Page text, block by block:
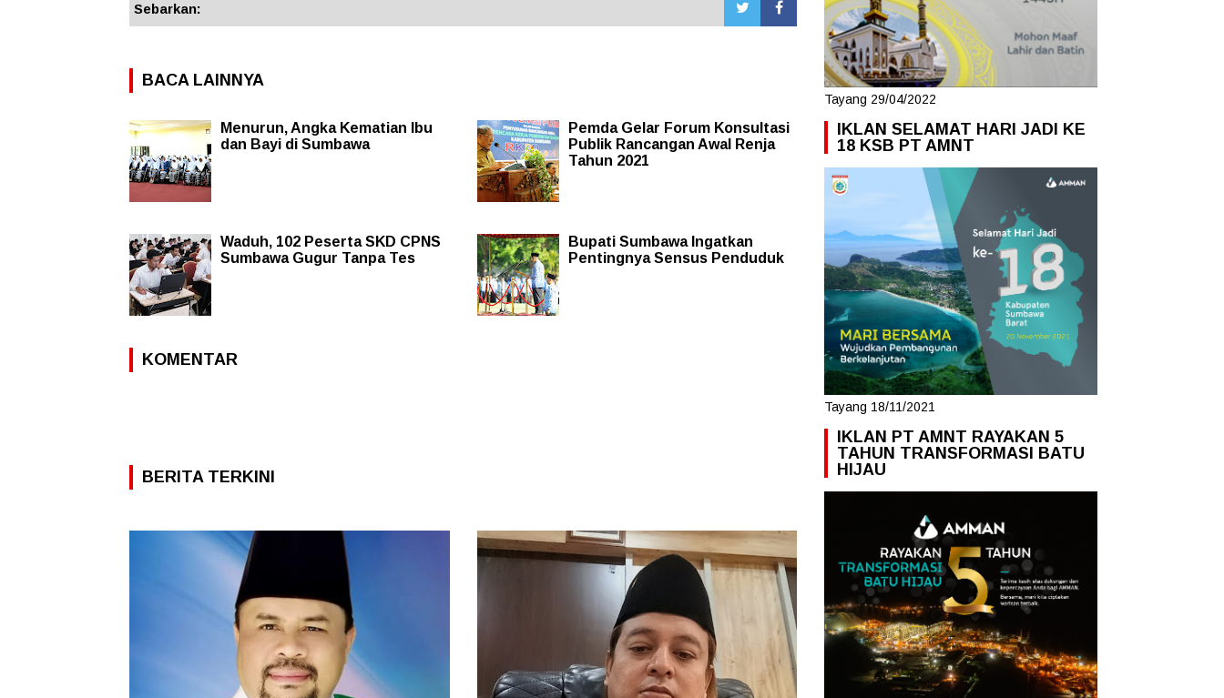
Sebarkan:
BACA LAINNYA
Menurun, Angka Kematian Ibu
dan Bayi di Sumbawa
Pemda Gelar Forum Konsultasi
Publik Rancangan Awal Renja
Tahun 2021
Waduh, 102 Peserta SKD CPNS
Sumbawa Gugur Tanpa Tes
Bupati Sumbawa Ingatkan
Pentingnya Sensus Penduduk
KOMENTAR
BERITA TERKINI
Tayang 29/04/2022
IKLAN SELAMAT HARI JADI KE
18 KSB PT AMNT
Tayang 18/11/2021
IKLAN PT AMNT RAYAKAN 5
TAHUN TRANSFORMASI BATU
HIJAU